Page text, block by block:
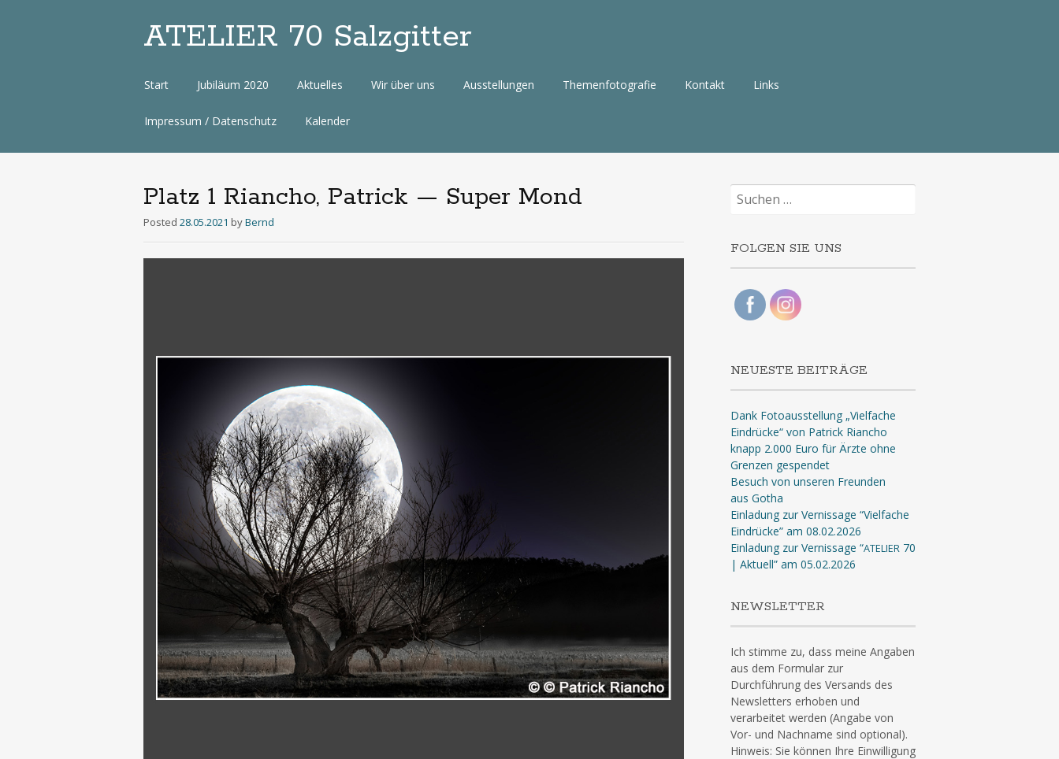
ATELIER 70 Salzgitter
Zum
Start Jubiläum 2020 Aktuelles Wir über uns Ausstellungen Themenfotografie Kontakt Links
Impressum / Datenschutz Kalender
Platz 1 Riancho, Patrick — Super Mond
Posted 28.05.2021 byBernd
Suchen
nach:
FOLGEN SIE UNS
NEUESTE BEITRÄGE
Dank Fotoausstellung „Vielfache
Eindrücke“ von Patrick Riancho
knapp 2.000 Euro für Ärzte ohne
Grenzen gespendet
Besuch von unseren Freunden
aus Gotha
Einladung zur Vernissage “Vielfache
Eindrücke” am 08.02.2026
Einladung zur Vernissage “ATELIER70
| Aktuell” am 05.02.2026
NEWSLETTER
Ich stimme zu, dass meine Angaben
aus dem Formular zur
Durchführung des Versands des
Newsletters erhoben und
verarbeitet werden (Angabe von
Vor- und Nachname sind optional).
Hinweis: Sie können Ihre Einwilligung